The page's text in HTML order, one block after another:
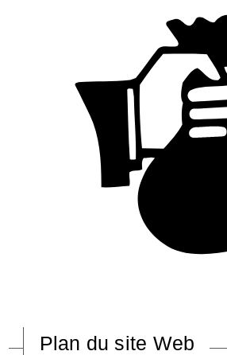
Plan du site Web